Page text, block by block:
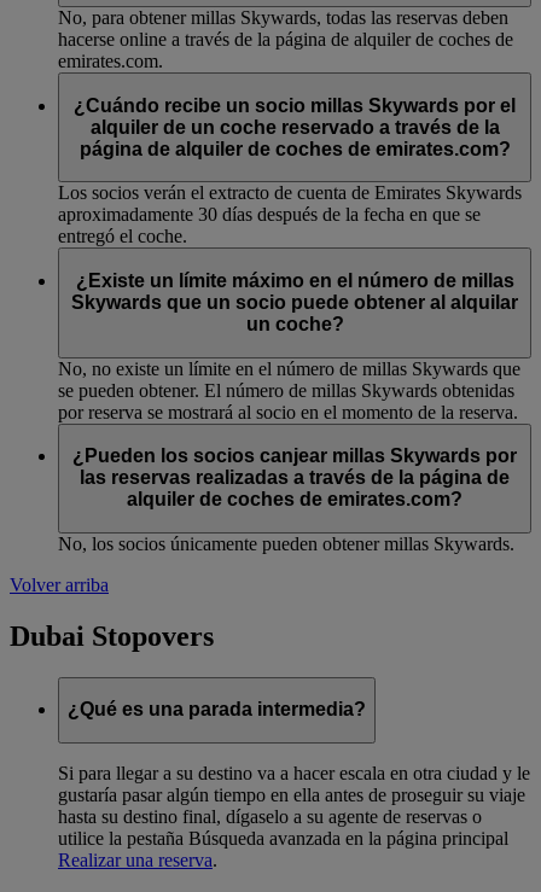
No, para obtener millas Skywards, todas las reservas deben
hacerse online a través de la página de alquiler de coches de
emirates.com.
¿Cuándo recibe un socio millas Skywards por el
alquiler de un coche reservado a través de la
página de alquiler de coches de emirates.com?
Los socios verán el extracto de cuenta de Emirates Skywards
aproximadamente 30 días después de la fecha en que se
entregó el coche.
¿Existe un límite máximo en el número de millas
Skywards que un socio puede obtener al alquilar
un coche?
No, no existe un límite en el número de millas Skywards que
se pueden obtener. El número de millas Skywards obtenidas
por reserva se mostrará al socio en el momento de la reserva.
¿Pueden los socios canjear millas Skywards por
las reservas realizadas a través de la página de
alquiler de coches de emirates.com?
No, los socios únicamente pueden obtener millas Skywards.
Volver arriba
Dubai Stopovers
¿Qué es una parada intermedia?
Si para llegar a su destino va a hacer escala en otra ciudad y le
gustaría pasar algún tiempo en ella antes de proseguir su viaje
hasta su destino final, dígaselo a su agente de reservas o
utilice la pestaña Búsqueda avanzada en la página principal
Realizar una reserva.